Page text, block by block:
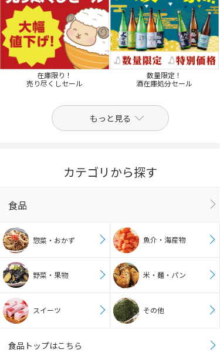
在庫限り！
売り尽くしセール
数量限定！
酒在庫処分セール
もっと見る
カテゴリから探す
食品
惣菜・おかず 魚介・海産物
野菜・果物 米・麺・パン
スイーツ その他
食品トップはこちら